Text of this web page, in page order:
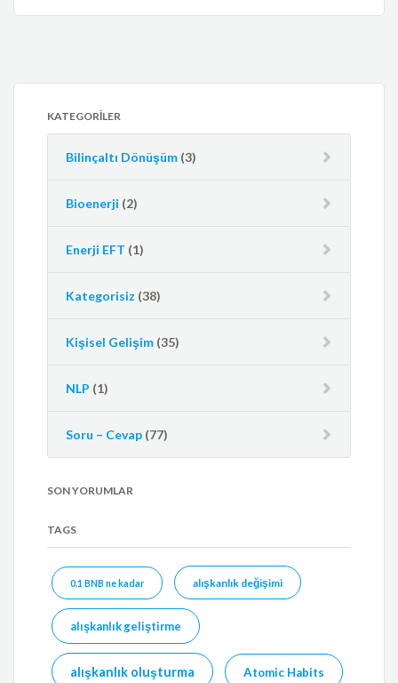
KATEGORILER
Bilinçaltı Dönüşüm (3)
Bioenerji (2)
Enerji EFT (1)
Kategorisiz (38)
Kişisel Gelişim (35)
NLP (1)
Soru – Cevap (77)
SON YORUMLAR
TAGS
0.1 BNB ne kadar alışkanlık değişimi
alışkanlık geliştirme
alışkanlık oluşturma Atomic Habits